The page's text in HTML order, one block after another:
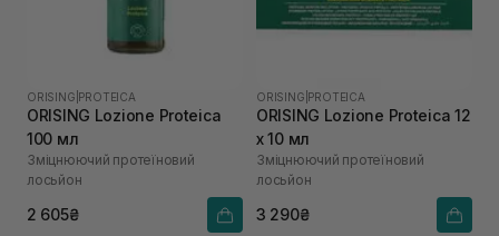
ORISING PROTEICA
ORISING Lozione Proteica
100 мл
Зміцнюючий протеїновий
лосьйон
2 605₴
ORISING PROTEICA
ORISING Lozione Proteica 12
х 10 мл
Зміцнюючий протеїновий
лосьйон
3 290₴